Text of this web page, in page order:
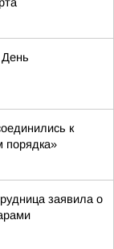
День
к
порядка»
заявила о